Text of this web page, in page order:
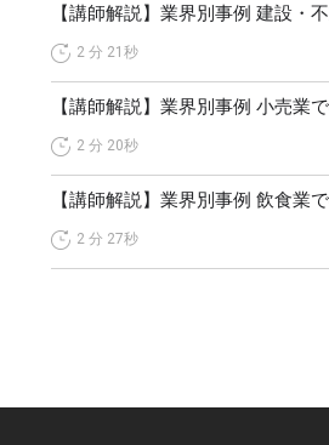
【講師解説】業界別事例 建設・
2 分 21秒
【講師解説】業界別事例 小売業
2 分 20秒
【講師解説】業界別事例 飲食業
2 分 27秒